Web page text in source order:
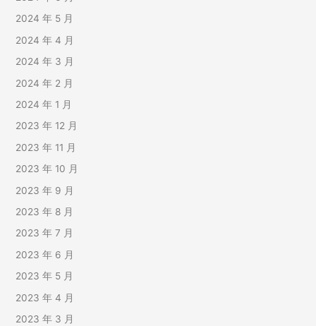
2024 年 5 月
2024 年 4 月
2024 年 3 月
2024 年 2 月
2024 年 1 月
2023 年 12 月
2023 年 11 月
2023 年 10 月
2023 年 9 月
2023 年 8 月
2023 年 7 月
2023 年 6 月
2023 年 5 月
2023 年 4 月
2023 年 3 月